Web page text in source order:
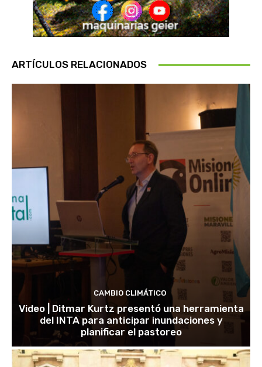
ARTÍCULOS RELACIONADOS
CAMBIO CLIMÁTICO
Video | Ditmar Kurtz presentó una herramienta
del INTA para anticipar inundaciones y
planificar el pastoreo